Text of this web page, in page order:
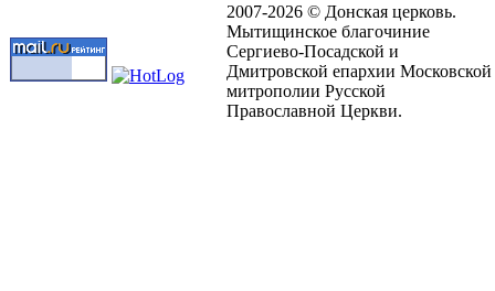
2007-2026 © Донская церковь.
Мытищинское благочиние
Сергиево-Посадской и
Дмитровской епархии Московской
митрополии Русской
Православной Церкви.